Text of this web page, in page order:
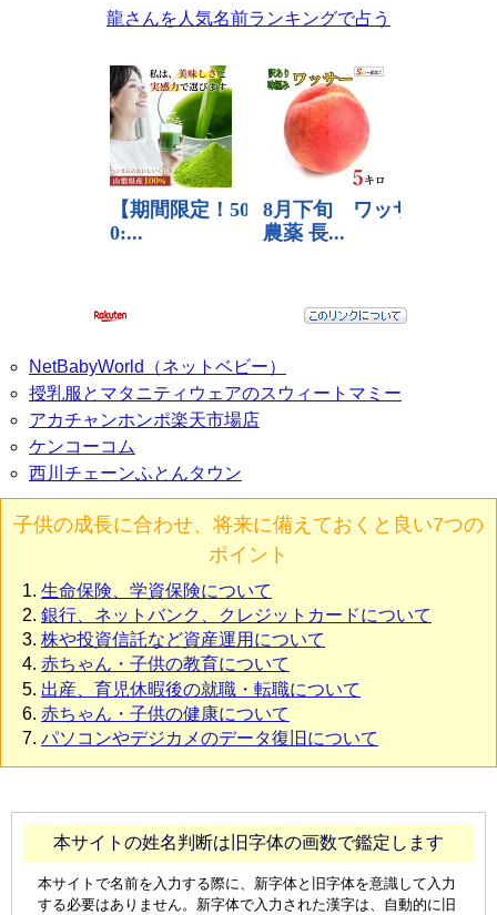
龍さんを人気名前ランキングで占う
NetBabyWorld（ネットベビー）
授乳服とマタニティウェアのスウィートマミー
アカチャンホンポ楽天市場店
ケンコーコム
西川チェーンふとんタウン
子供の成長に合わせ、将来に備えておくと良い7つの
ポイント
生命保険、学資保険について
銀行、ネットバンク、クレジットカードについて
株や投資信託など資産運用について
赤ちゃん・子供の教育について
出産、育児休暇後の就職・転職について
赤ちゃん・子供の健康について
パソコンやデジカメのデータ復旧について
本サイトの姓名判断は旧字体の画数で鑑定します
本サイトで名前を入力する際に、新字体と旧字体を意識して入力
する必要はありません。新字体で入力された漢字は、自動的に旧